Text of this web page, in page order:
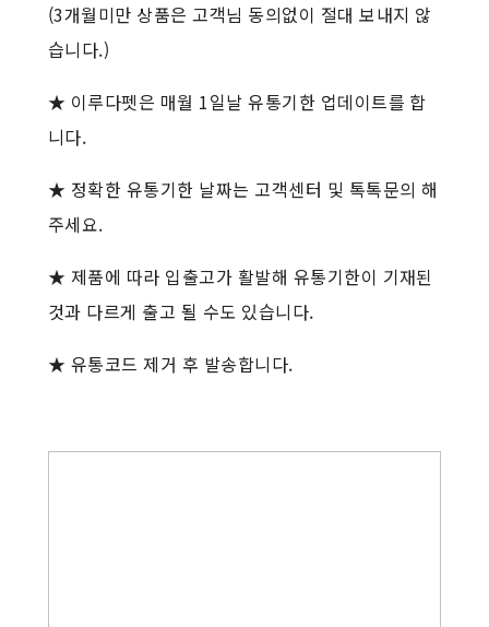
(3개월미만 상품은 고객님 동의없이 절대 보내지 않
습니다.)
★ 이루다펫은 매월 1일날 유통기한 업데이트를 합
니다.
★ 정확한 유통기한 날짜는 고객센터 및 톡톡문의 해
주세요.
★ 제품에 따라 입출고가 활발해 유통기한이 기재된
것과 다르게 출고 될 수도 있습니다.
★ 유통코드 제거 후 발송합니다.